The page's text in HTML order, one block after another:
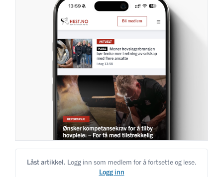
Låst artikkel. Logg inn som medlem for å fortsette og lese.
Logg inn